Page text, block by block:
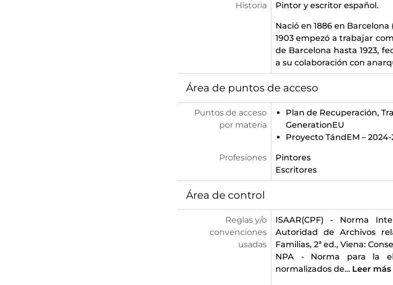
Historia Pintor y escritor español.
Nació en 1886 en Barcelona
1903 empezó a trabajar
de Barcelona hasta 1923,
a su colaboración con
Área de puntos de acceso
Puntos de acceso
por materia
Plan de Recuperación,
GenerationEU
Proyecto TándEM – 2024-
Profesiones
Pintores
Escritores
Área de control
Reglas y/o
convenciones
usadas
ISAAR(CPF) - Norma
Autoridad de Archivos
Familias, 2ª ed., Viena:
NPA - Norma para la
normalizados de… Leer más